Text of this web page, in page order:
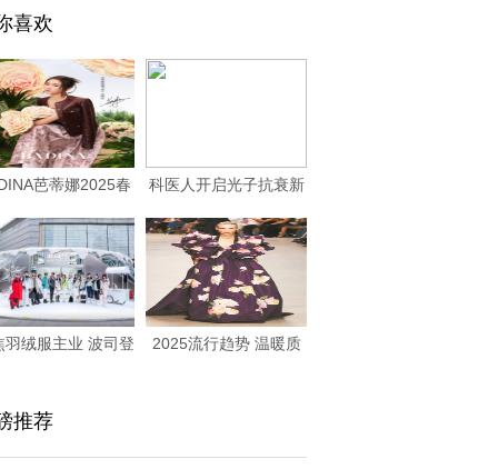
喜欢
芭蒂娜2025春
季大片「
科医人开启光子抗衰新
纪元， 发布全
羽绒服主业 波司登
2025流行趋势 温暖质
推荐